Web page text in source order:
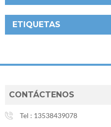
ETIQUETAS
CONTÁCTENOS
Tel : 13538439078